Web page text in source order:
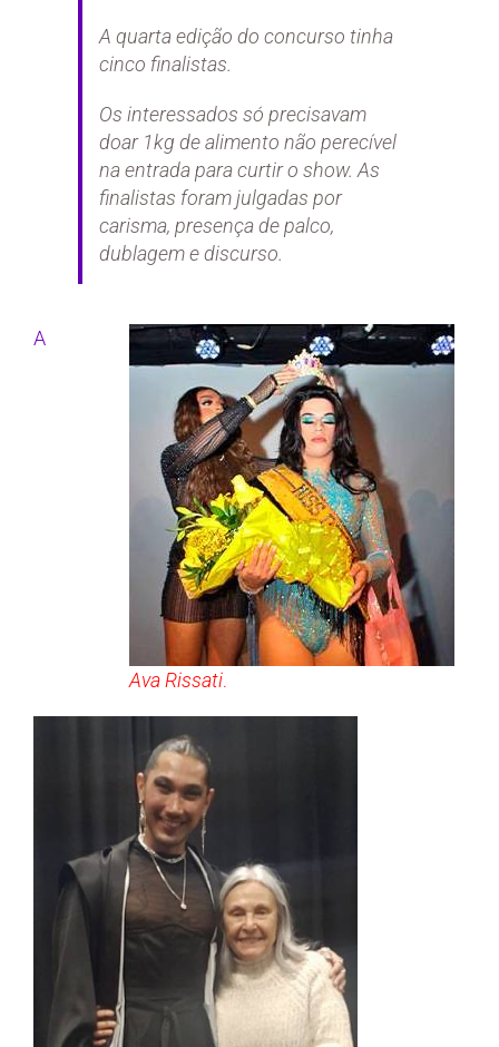
A quarta edição do concurso tinha
cinco finalistas.
Os interessados só precisavam
doar 1kg de alimento não perecível
na entrada para curtir o show. As
finalistas foram julgadas por
carisma, presença de palco,
dublagem e discurso.
Ava Rissati.
A